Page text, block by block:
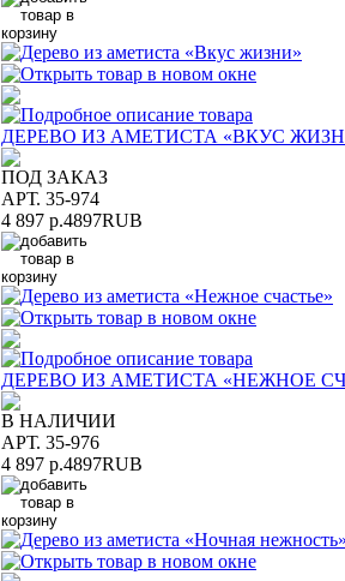
ДЕРЕВО ИЗ АМЕТИСТА «ВКУС
ПОД ЗАКАЗ
АРТ. 35-974
4 897 р.4897RUB
ДЕРЕВО ИЗ АМЕТИСТА «НЕЖНОЕ
В НАЛИЧИИ
АРТ. 35-976
4 897 р.4897RUB